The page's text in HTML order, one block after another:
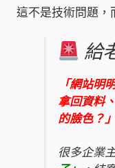
雲端儲值型
電子鎖安
這不是技術問題，
給
「網站明
拿回資料
的臉色？」
很多企業